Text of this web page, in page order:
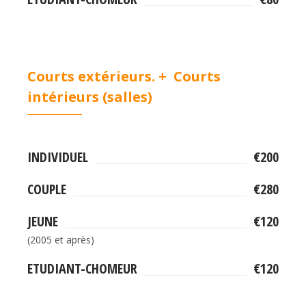
Courts extérieurs. + Courts
intérieurs (salles)
INDIVIDUEL
€200
COUPLE
€280
JEUNE
€120
(2005 et après)
ETUDIANT-CHOMEUR €120